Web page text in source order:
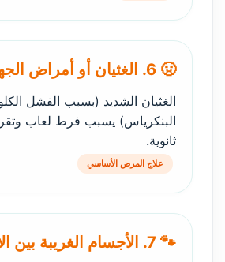
🤢 6. الغثيان أو أمراض الجهاز الهضمي
الغثيان الشديد (بسبب الفشل
البنكرياس) يسبب فرط لعاب
ثانوية.
علاج المرض الأساسي
🐾 7. الأجسام الغريبة بين الأسنان